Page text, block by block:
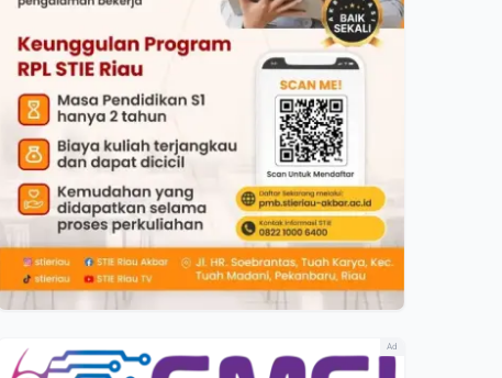
Ad